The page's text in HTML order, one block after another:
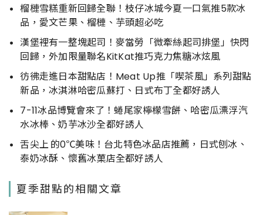
榴槤雪糕重新回歸全聯！枝仔冰城今夏一口氣推5款冰
品，愛文芒果、榴槤、芋頭超必吃
漢堡裡有一整塊起司！麥當勞「微牽絲起司排堡」快閃
回歸，外加限量聯名KitKat推巧克力焦糖冰炫風
彷彿走進日本甜點店！Meat Up推「喫茶風」系列甜點
新品，冰淇淋哈密瓜蘇打、日式布丁全都好誘人
7-11冰品博覽會來了！蜷尾家檸檬雪餅、哈密瓜漂浮汽
水冰棒、奶芋冰沙全都好誘人
舌尖上 的0℃美味！台北特色冰品店推薦，日式刨冰、
泰奶冰酥、懷舊冰菓店全都好誘人
夏季甜點的相關文章